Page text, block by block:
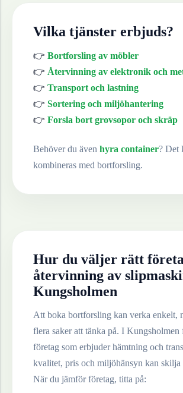
Vilka tjänster erbjuds?
👉 Bortforsling av möbler
👉 Återvinning av elektronik och
👉 Transport och lastning
👉 Sortering och miljöhantering
👉 Forsla bort grovsopor och skräp
Behöver du även hyra container? Det
kombineras med bortforsling.
Hur du väljer rätt
återvinning av
Kungsholmen
Att boka bortforsling kan verka enkelt,
flera saker att tänka på. I Kungsholmen
företag som erbjuder hämtning och
kvalitet, pris och miljöhänsyn kan skilja
När du jämför företag, titta på: